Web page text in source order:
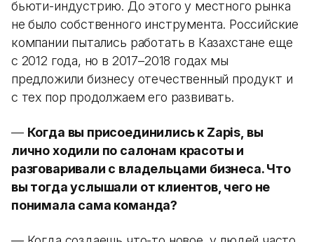
бьюти-индустрию. До этого у местного рынка
не было собственного инструмента. Российские
компании пытались работать в Казахстане еще
с 2012 года, но в 2017–2018 годах мы
предложили бизнесу отечественный продукт и
с тех пор продолжаем его развивать.
— Когда вы присоединились к Zapis, вы
лично ходили по салонам красоты и
разговаривали с владельцами бизнеса. Что
вы тогда услышали от клиентов, чего не
понимала сама команда?